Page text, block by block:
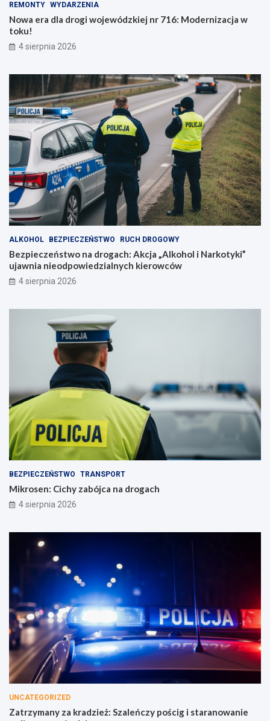
REMONTY WYDARZENIA
Nowa era dla drogi wojewódzkiej nr 716: Modernizacja w
toku!
4 sierpnia 2026
ALKOHOL BEZPIECZEŃSTWO RUCH DROGOWY
Bezpieczeństwo na drogach: Akcja „Alkohol i Narkotyki”
ujawnia nieodpowiedzialnych kierowców
4 sierpnia 2026
BEZPIECZEŃSTWO TRANSPORT
Mikrosen: Cichy zabójca na drogach
4 sierpnia 2026
UNCATEGORIZED
Zatrzymany za kradzież: Szaleńczy pościg i staranowanie